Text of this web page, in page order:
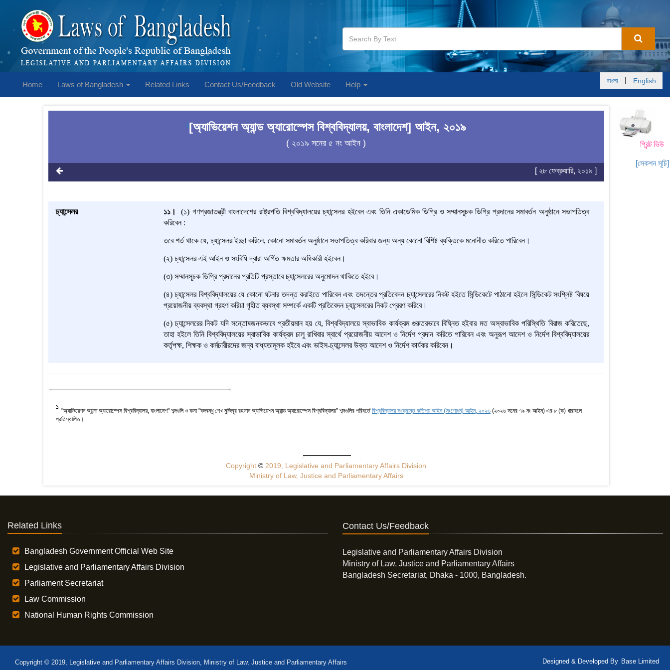
Home Laws of Bangladesh Related Links Contact Us/Feedback Old Website Help বাংলা English
প্রিন্ট ভিউ
[সেকশন সূচি]
1[অ্যাভিয়েশন অ্যান্ড অ্যারোস্পেস বিশ্ববিদ্যালয়, বাংলাদেশ] আইন, ২০১৯
( ২০১৯ সনের ৫ নং আইন )
[ ২৮ ফেব্রুয়ারি, ২০১৯ ]
চ্যান্সেলর ১১। (১) গণপ্রজাতন্ত্রী বাংলাদেশের রাষ্ট্রপতি বিশ্ববিদ্যালয়ের চ্যান্সেলর হইবেন এবং তিনি একাডেমিকডিগ্রি ও সম্মানসূচক ডিগ্রি প্রদানের সমাবর্তন অনুষ্ঠানে সভাপতিত্ব
করিবেন :
তবে শর্ত থাকে যে, চ্যান্সেলর ইচ্ছা করিলে, কোনো সমাবর্তন অনুষ্ঠানে সভাপতিত্ব করিবার জন্য অন্য কোনো বিশিষ্ট ব্যক্তিকে মনোনীত করিতে পারিবেন।
(২) চ্যান্সেলর এই আইন ও সংবিধি দ্বারা অর্পিত ক্ষমতার অধিকারী হইবেন।
(৩) সম্মানসূচক ডিগ্রি প্রদানের প্রতিটি প্রস্তাবে চ্যান্সেলরের অনুমোদন থাকিতে হইবে।
(৪) চ্যান্সেলর বিশ্ববিদ্যালয়ের যে কোনো ঘটনার তদন্ত করাইতে পারিবেন এবং তদন্তের প্রতিবেদন চ্যান্সেলরের নিকট হইতেসিন্ডিকেটেপাঠানো হইলে সিন্ডিকেটসংশ্লিষ্ট বিষয়ে
প্রয়োজনীয় ব্যবস্থা গ্রহণ করিয়া গৃহীত ব্যবস্থা সম্পর্কে একটি প্রতিবেদন চ্যান্সেলরের নিকট প্রেরণ করিবে।
(৫) চ্যান্সেলরের নিকট যদি সন্তোষজনকভাবে প্রতীয়মান হয় যে, বিশ্ববিদ্যালয়ে স্বাভাবিক কার্যক্রমগুরুতরভাবে বিঘ্নিত হইবার মতঅস্বাভাবিক পরিস্থিতি বিরাজ করিতেছে,
তাহা হইলে তিনি বিশ্ববিদ্যালয়ের স্বাভাবিক কার্যক্রমচালু রাখিবার স্বার্থে প্রয়োজনীয় আদেশ ও নির্দেশপ্রদান করিতেপারিবেন এবং অনুরূপ আদেশ ও নির্দেশ বিশ্ববিদ্যালয়ের
কর্তৃপক্ষ, শিক্ষক ও কর্মচারীরদের জন্য বাধ্যতামূলক হইবে এবং ভাইস-চ্যান্সেলর উক্ত আদেশ ও নির্দেশ কার্যকর করিবেন।
1 "অ্যাভিয়েশন অ্যান্ড অ্যারোস্পেস বিশ্ববিদ্যালয়, বাংলাদেশ" শব্দগুলি ও কমা "বঙ্গবন্ধু শেখ মুজিবুর রহমান অ্যাভিয়েশন অ্যান্ড অ্যারোস্পেস বিশ্ববিদ্যালয়” শব্দগুলির পরিবর্তেবিশ্ববিদ্যালয় সংক্রান্ত কতিপয় আইন (সংশোধন) আইন, ২০২৬ (২০২৬ সনের ৭৯ নং আইন) এর ৮ (ক) ধারাবলে
প্রতিস্থাপিত।
Copyright© 2019, Legislative and Parliamentary Affairs Division
Ministry of Law, Justice and Parliamentary Affairs
Related Links
Bangladesh Government Official Web Site
Legislative and Parliamentary Affairs Division
Parliament Secretariat
Law Commission
National Human Rights Commission
Contact Us/Feedback
Legislative and Parliamentary Affairs Division
Ministry of Law, Justice and Parliamentary Affairs
Bangladesh Secretariat, Dhaka - 1000, Bangladesh.
Copyright © 2019, Legislative and Parliamentary Affairs Division, Ministry of Law, Justice and Parliamentary Affairs Designed & Developed By Base Limited